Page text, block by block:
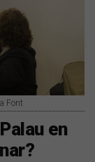
Font
en